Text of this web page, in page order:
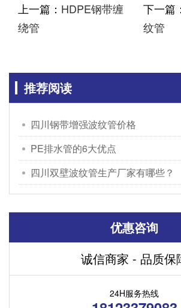
上一篇： HDPE钢带缠
绕管
下一篇：
纹管
推荐阅读
四川钢带增强波纹管价格
PE排水管的6大优点
四川双壁波纹管生产厂家有哪些？
优惠咨询
诚信商家 - 品质保
24H服务热线